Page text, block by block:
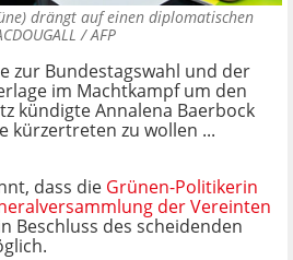
drängt auf einen diplomatischen
/ AFP
zur Bundestagswahl und der
im Machtkampf um den
kündigte Annalena Baerbock
kürzertreten zu wollen ...
dass die Grünen-Politikerin
der Vereinten
Beschluss des scheidenden